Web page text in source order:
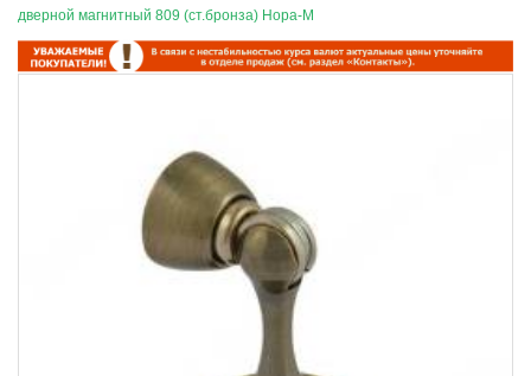
дверной магнитный 809 (ст.бронза) Нора-М